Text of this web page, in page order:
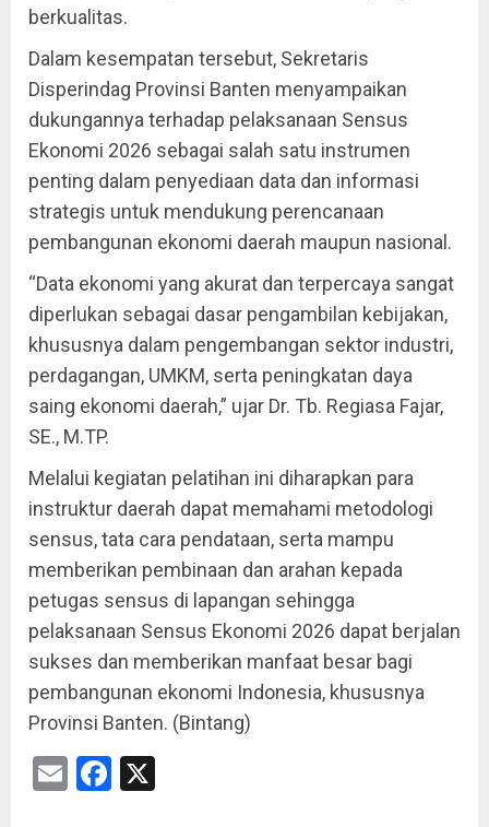
berkualitas.
Dalam kesempatan tersebut, Sekretaris
Disperindag Provinsi Banten menyampaikan
dukungannya terhadap pelaksanaan Sensus
Ekonomi 2026 sebagai salah satu instrumen
penting dalam penyediaan data dan informasi
strategis untuk mendukung perencanaan
pembangunan ekonomi daerah maupun nasional.
“Data ekonomi yang akurat dan terpercaya sangat
diperlukan sebagai dasar pengambilan kebijakan,
khususnya dalam pengembangan sektor industri,
perdagangan, UMKM, serta peningkatan daya
saing ekonomi daerah,” ujar Dr. Tb. Regiasa Fajar,
SE., M.TP.
Melalui kegiatan pelatihan ini diharapkan para
instruktur daerah dapat memahami metodologi
sensus, tata cara pendataan, serta mampu
memberikan pembinaan dan arahan kepada
petugas sensus di lapangan sehingga
pelaksanaan Sensus Ekonomi 2026 dapat berjalan
sukses dan memberikan manfaat besar bagi
pembangunan ekonomi Indonesia, khususnya
Provinsi Banten. (Bintang)
EmailFacebook